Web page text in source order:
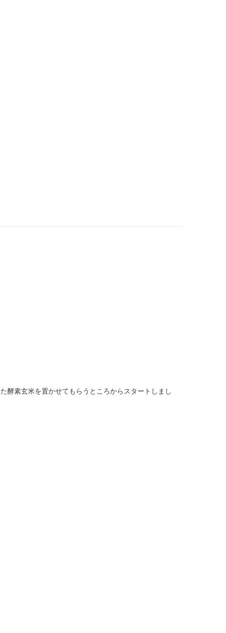
酵素玄米を置かせてもらうところからスタートしまし